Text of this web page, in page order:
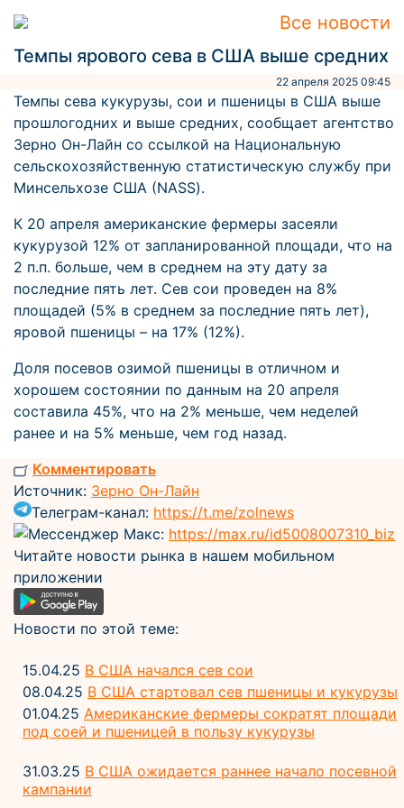
Все новости
Темпы ярового сева в США выше средних
22 апреля 2025 09:45
Темпы сева кукурузы, сои и пшеницы в США выше
прошлогодних и выше средних, сообщает агентство
Зерно Он-Лайн со ссылкой на Национальную
сельскохозяйственную статистическую службу при
Минсельхозе США (NASS).
К 20 апреля американские фермеры засеяли
кукурузой 12% от запланированной площади, что на
2 п.п. больше, чем в среднем на эту дату за
последние пять лет. Сев сои проведен на 8%
площадей (5% в среднем за последние пять лет),
яровой пшеницы – на 17% (12%).
Доля посевов озимой пшеницы в отличном и
хорошем состоянии по данным на 20 апреля
составила 45%, что на 2% меньше, чем неделей
ранее и на 5% меньше, чем год назад.
Комментировать
Источник: Зерно Он-Лайн
Телеграм-канал: https://t.me/zolnews
Мессенджер Макс: https://max.ru/id5008007310_biz
Читайте новости рынка в нашем мобильном
приложении
Новости по этой теме:
15.04.25 В США начался сев сои
08.04.25 В США стартовал сев пшеницы и кукурузы
01.04.25 Американские фермеры сократят площади
под соей и пшеницей в пользу кукурузы
31.03.25 В США ожидается раннее начало посевной
кампании